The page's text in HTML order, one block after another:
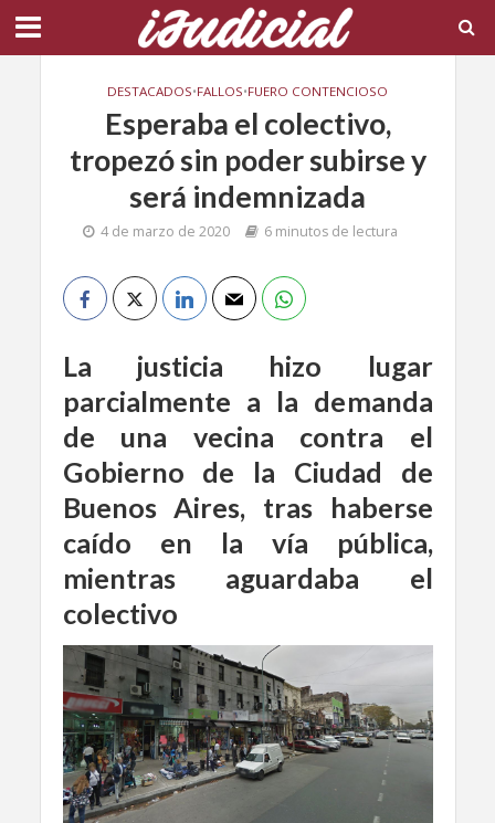
DESTACADOS•FALLOS•FUERO CONTENCIOSO
Esperaba el colectivo,
tropezó sin poder subirse y
será indemnizada
4 de marzo de 2020 6 minutos de lectura
La justicia hizo lugar
parcialmente a la demanda
de una vecina contra el
Gobierno de la Ciudad de
Buenos Aires, tras haberse
caído en la vía pública,
mientras aguardaba el
colectivo